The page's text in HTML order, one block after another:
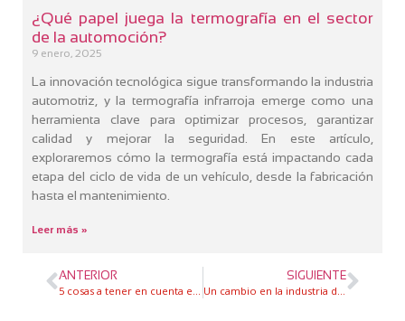
¿Qué papel juega la termografía en el sector
de la automoción?
9 enero, 2025
La innovación tecnológica sigue transformando la industria
automotriz, y la termografía infrarroja emerge como una
herramienta clave para optimizar procesos, garantizar
calidad y mejorar la seguridad. En este artículo,
exploraremos cómo la termografía está impactando cada
etapa del ciclo de vida de un vehículo, desde la fabricación
hasta el mantenimiento.
Leer más »
ANTERIOR
SIGUIENTE